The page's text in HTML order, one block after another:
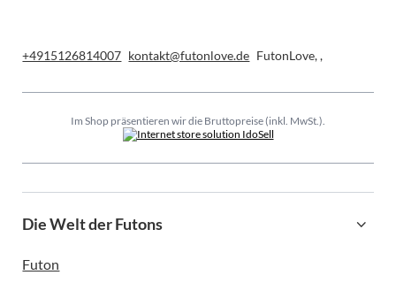
+4915126814007 kontakt@futonlove.de FutonLove,,
Im Shop präsentieren wir die Bruttopreise (inkl. MwSt.).
Die Welt der Futons
Futon